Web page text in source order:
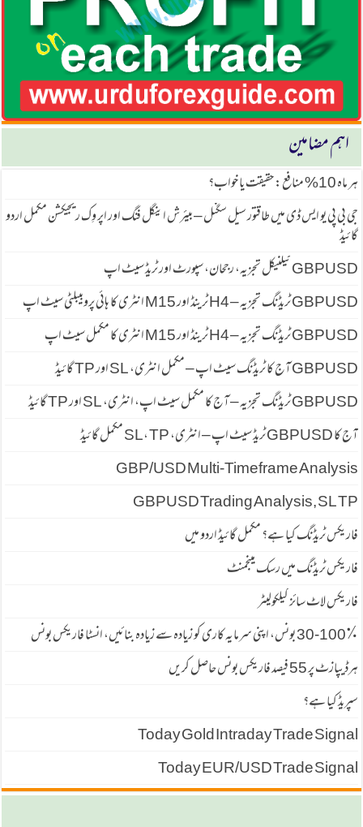
اہم مضامین
ہر ماہ 10% منافع: حقیقت یا خواب؟
جی بی پی یو ایس ڈی میں طاقتور سیل سگنل – بیئرش اینگل فنگ اور اپر وِک ریجیکشن مکمل اردو
گائیڈ
GBPUSD ٹیکنیکل تجزیہ، رجحان، سپورٹ اور ٹریڈ سیٹ اپ
GBPUSD ٹریڈنگ تجزیہ – H4 ٹرینڈ اور M15 انٹری کا ہائی پروبیبلٹی سیٹ اپ
GBPUSD ٹریڈنگ تجزیہ – H4 ٹرینڈ اور M15 انٹری کا مکمل سیٹ اپ
GBPUSD آج کا ٹریڈنگ سیٹ اپ – مکمل انٹری، SL اور TP گائیڈ
GBPUSD ٹریڈنگ تجزیہ – آج کا مکمل سیٹ اپ، انٹری، SL اور TP گائیڈ
آج کا GBPUSD ٹریڈ سیٹ اپ – انٹری، SL، TP مکمل گائیڈ
GBP/USD Multi-Timeframe Analysis
GBPUSD Trading Analysis, SL TP
فاریکس ٹریڈنگ کیا ہے؟ مکمل گائیڈ اردو میں
فاریکس ٹریڈنگ میں رسک مینجمنٹ
فاریکس لاٹ سائز کیلکولیٹر
30-100٪ بونس، اپنی سرمایہ کاری کو زیادہ سے زیادہ بنائیں، انسٹا فاریکس بونس
ہرڈیپازٹ پر 55 فیصد فاریكس بونس حاصل كریں
سپریڈ كیا ہے؟
Today Gold Intraday Trade Signal
Today EUR/USD Trade Signal